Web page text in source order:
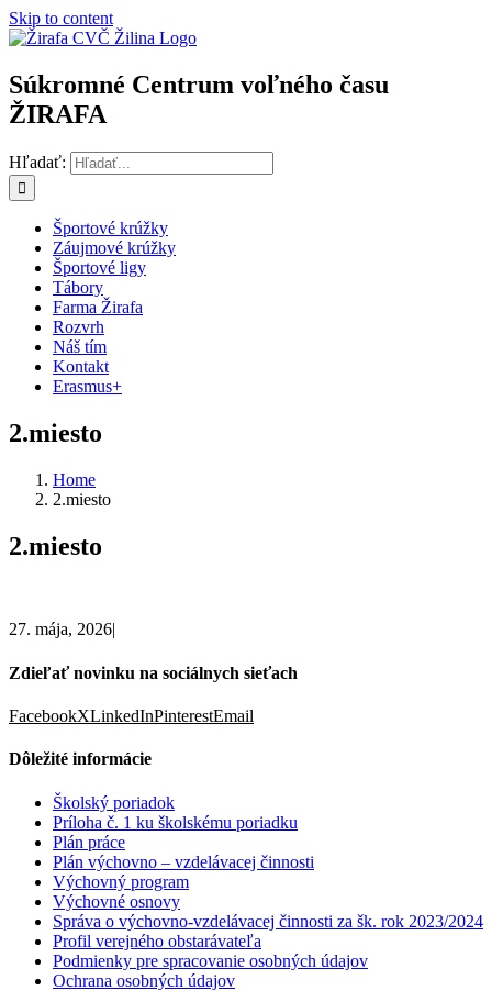
Skip to content
Súkromné Centrum voľného času
ŽIRAFA
Hľadať:
Športové krúžky
Záujmové krúžky
Športové ligy
Tábory
Farma Žirafa
Rozvrh
Náš tím
Kontakt
Erasmus+
2.miesto
Home
2.miesto
2.miesto
27. mája, 2026|
Zdieľať novinku na sociálnych sieťach
FacebookXLinkedInPinterestEmail
Dôležité informácie
Školský poriadok
Príloha č. 1 ku školskému poriadku
Plán práce
Plán výchovno – vzdelávacej činnosti
Výchovný program
Výchovné osnovy
Správa o výchovno-vzdelávacej činnosti za šk. rok 2023/2024
Profil verejného obstarávateľa
Podmienky pre spracovanie osobných údajov
Ochrana osobných údajov